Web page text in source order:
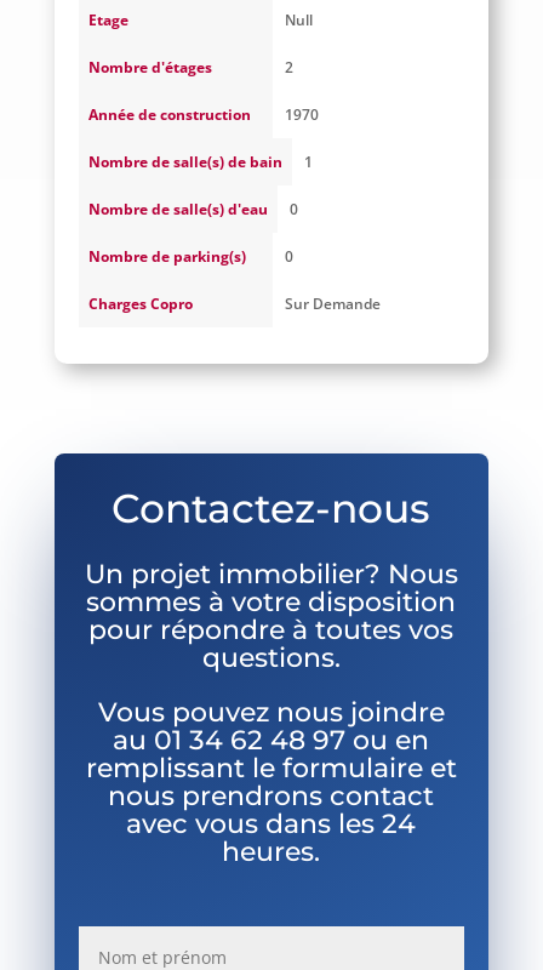
Etage Null
Nombre d'étages 2
Année de construction 1970
Nombre de salle(s) de bain 1
Nombre de salle(s) d'eau 0
Nombre de parking(s) 0
Charges Copro Sur Demande
Contactez-nous
Un projet immobilier? Nous
sommes à votre disposition
pour répondre à toutes vos
questions.
Vous pouvez nous joindre
au 01 34 62 48 97 ou en
remplissant le formulaire et
nous prendrons contact
avec vous dans les 24
heures.